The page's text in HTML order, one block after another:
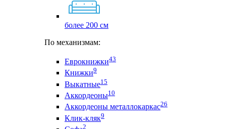
более 200 см
По механизмам:
Еврокнижки43
Книжки9
Выкатные15
Аккордеоны10
Аккордеоны металлокаркас26
Клик-кляк9
2